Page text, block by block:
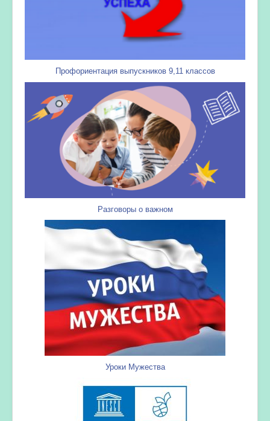
Профориентация выпускников 9,11 классов
Разговоры о важном
Уроки Мужества